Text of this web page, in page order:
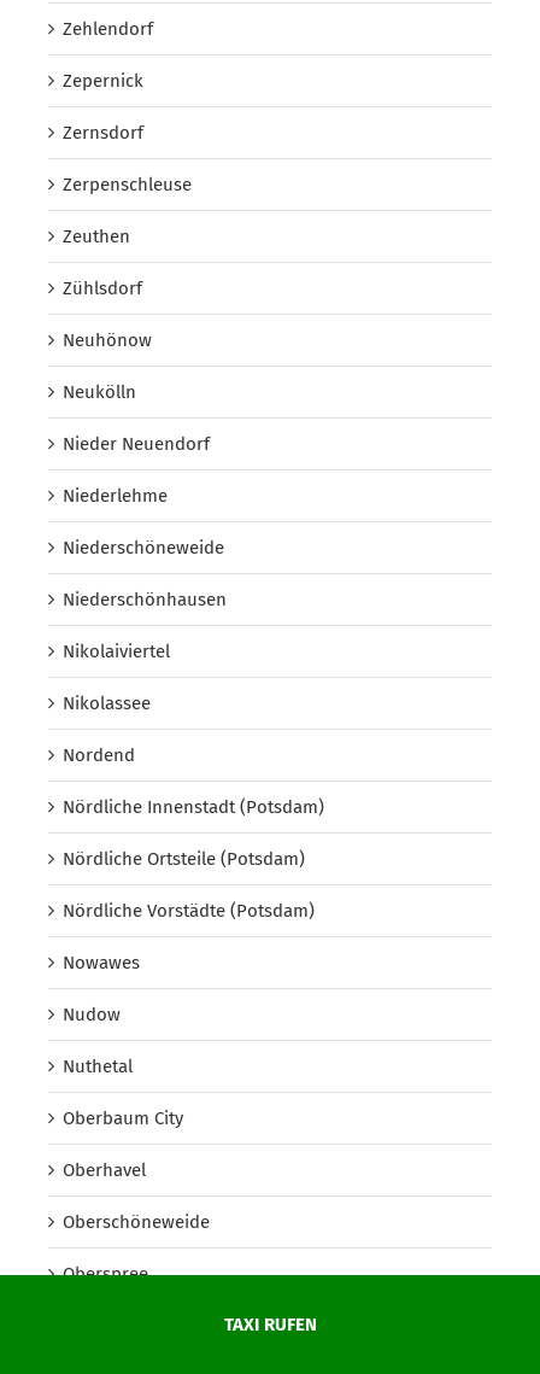
TAXI RUFEN
Zehlendorf
Zepernick
Zernsdorf
Zerpenschleuse
Zeuthen
Zühlsdorf
Neuhönow
Neukölln
Nieder Neuendorf
Niederlehme
Niederschöneweide
Niederschönhausen
Nikolaiviertel
Nikolassee
Nordend
Nördliche Innenstadt (Potsdam)
Nördliche Ortsteile (Potsdam)
Nördliche Vorstädte (Potsdam)
Nowawes
Nudow
Nuthetal
Oberbaum City
Oberhavel
Oberschöneweide
Oberspree